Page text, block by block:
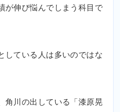
が伸び悩んでしまう科目で
している人は多いのではな
角川の出している「漆原晃